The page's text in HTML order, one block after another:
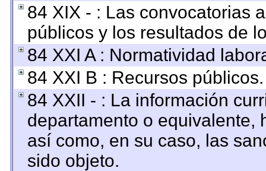
84 XIX - : Las convocatorias
públicos y los resultados de
84 XXI A : Normatividad
84 XXI B : Recursos públicos.
84 XXII - : La información
departamento o equivalente,
así como, en su caso, las
sido objeto.